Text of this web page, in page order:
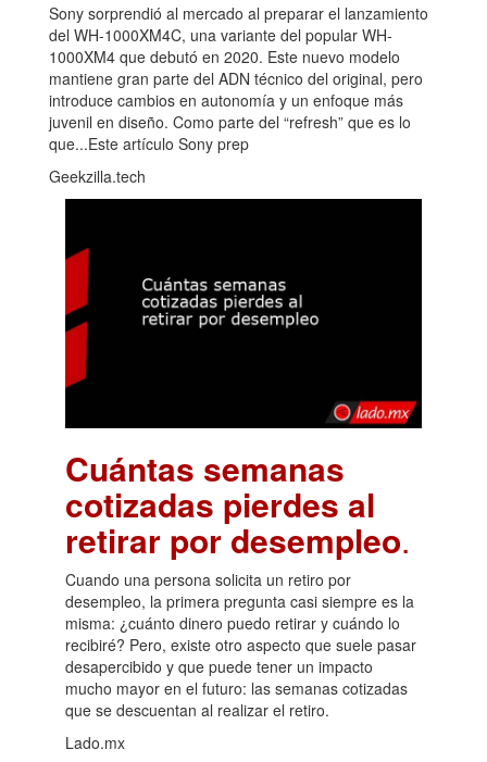
Sony sorprendió al mercado al preparar el lanzamiento
del WH-1000XM4C, una variante del popular WH-
1000XM4 que debutó en 2020. Este nuevo modelo
mantiene gran parte del ADN técnico del original, pero
introduce cambios en autonomía y un enfoque más
juvenil en diseño. Como parte del “refresh” que es lo
que...Este artículo Sony prep
Geekzilla.tech
Cuántas semanas
cotizadas pierdes al
retirar por desempleo.
Cuando una persona solicita un retiro por
desempleo, la primera pregunta casi siempre es la
misma: ¿cuánto dinero puedo retirar y cuándo lo
recibiré? Pero, existe otro aspecto que suele pasar
desapercibido y que puede tener un impacto
mucho mayor en el futuro: las semanas cotizadas
que se descuentan al realizar el retiro.
Lado.mx